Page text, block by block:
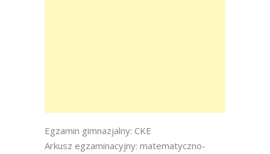
Egzamin gimnazjalny: CKE
Arkusz egzaminacyjny: matematyczno-